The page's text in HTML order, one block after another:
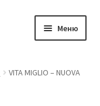
Меню
VITA MIGLIO – NUOVA